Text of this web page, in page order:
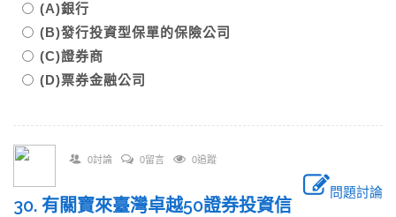
(A)銀行
(B)發行投資型保單的保險公司
(C)證券商
(D)票券金融公司
0討論 0留言 0追蹤
問題討論
30. 有關寶來臺灣卓越50證券投資信